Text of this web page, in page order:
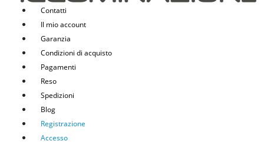
Contatti
Il mio account
Garanzia
Condizioni di acquisto
Pagamenti
Reso
Spedizioni
Blog
Registrazione
Accesso